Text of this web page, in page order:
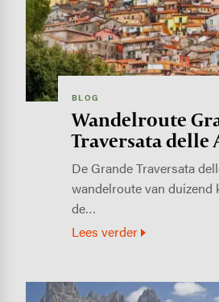
BLOG
Wandelroute
Traversata delle
De Grande Traversata
wandelroute van duizend
de…
Lees verder
Image